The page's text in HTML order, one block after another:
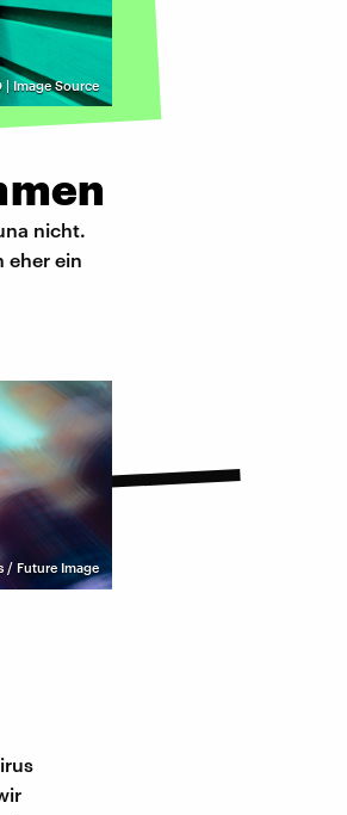
| Image Source
nicht.
eher ein
/ Future Image